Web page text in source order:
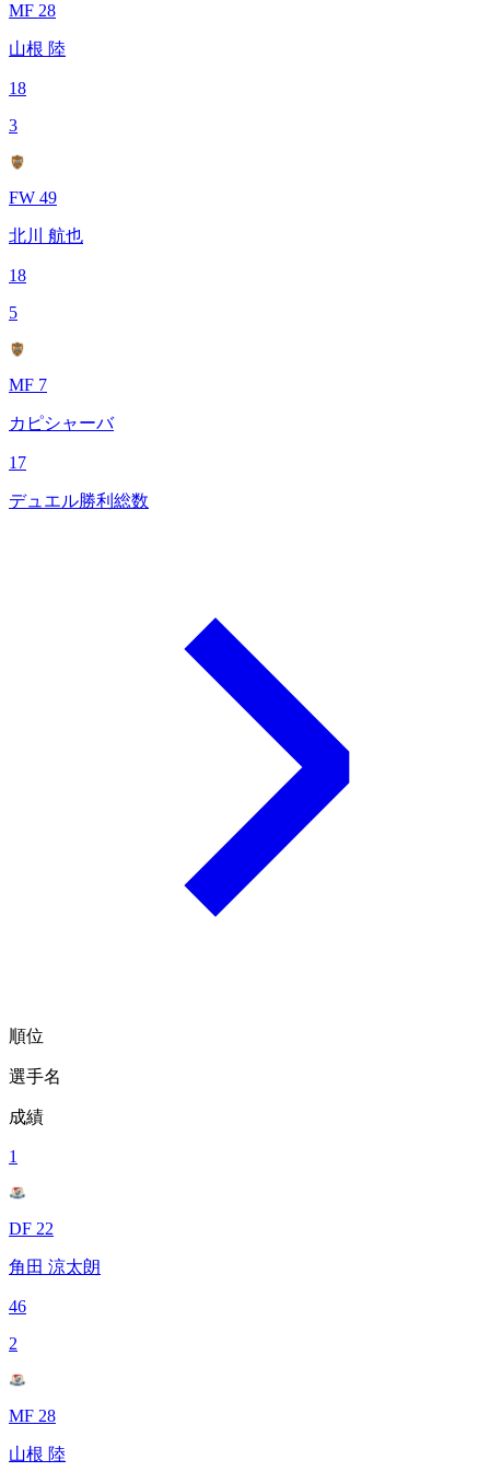
MF 28
山根 陸
18
3
FW 49
北川 航也
18
5
MF 7
カピシャーバ
17
デュエル勝利総数
順位
選手名
成績
1
DF 22
角田 涼太朗
46
2
MF 28
山根 陸